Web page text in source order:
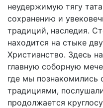
неудержимую тягу
сохранению и
традиций, наследия.
находится на стыке
Христианство. Здесь
главную соборную
где мы познакомились
традициями,
продолжается